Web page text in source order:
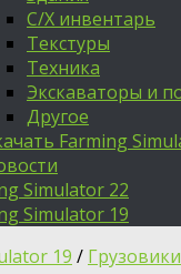
С/Х инвентарь
Текстуры
Техника
Экскаваторы и
Другое
Farming
Simulator 22
Simulator 19
19 / Грузовики